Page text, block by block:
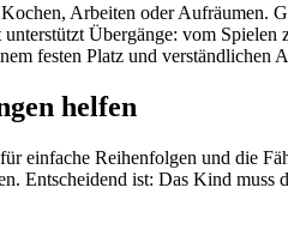
Arbeiten oder Aufräumen.
Übergänge: vom
festen Platz und verständlichen
helfen
einfache Reihenfolgen und die
Entscheidend ist: Das Kind muss